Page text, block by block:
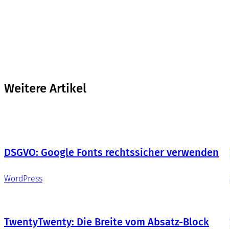
Weitere Artikel
DSGVO: Google Fonts rechtssicher verwenden
WordPress
TwentyTwenty: Die Breite vom Absatz-Block